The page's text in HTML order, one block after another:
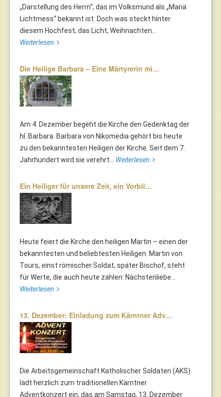
„Darstellung des Herrn“, das im Volksmund als „Mariä
Lichtmess“ bekannt ist. Doch was steckt hinter
diesem Hochfest, das Licht, Weihnachten...
Weiterlesen
Die Heilige Barbara – Eine Märtyrerin mi…
Am 4. Dezember begeht die Kirche den Gedenktag der
hl. Barbara. Barbara von Nikomedia gehört bis heute
zu den bekanntesten Heiligen der Kirche. Seit dem 7.
Jahrhundert wird sie verehrt... Weiterlesen
Ein Heiliger für unsere Zeit, ein Vorbil…
Heute feiert die Kirche den heiligen Martin – einen der
bekanntesten und beliebtesten Heiligen. Martin von
Tours, einst römischer Soldat, später Bischof, steht
für Werte, die auch heute zählen: Nächstenliebe...
Weiterlesen
13. Dezember: Einladung zum Kärntner Adv…
Die Arbeitsgemeinschaft Katholischer Soldaten (AKS)
lädt herzlich zum traditionellen Kärntner
Adventkonzert ein, das am Samstag, 13. Dezember